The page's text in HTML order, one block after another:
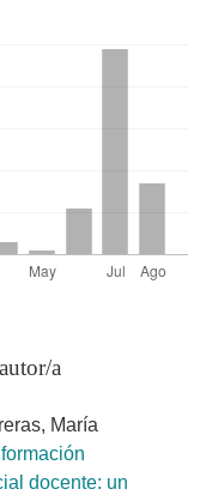
a
María
formación
docente: un